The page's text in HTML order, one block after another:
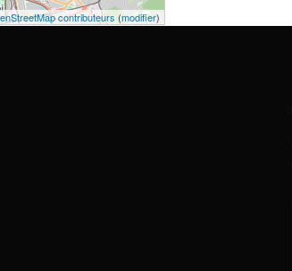
contributeurs (modifier)